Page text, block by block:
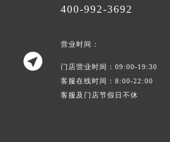
400-992-3692

营业时间：
门店营业时间：09:00-19:30
客服在线时间：8:00-22:00
客服及门店节假日不休